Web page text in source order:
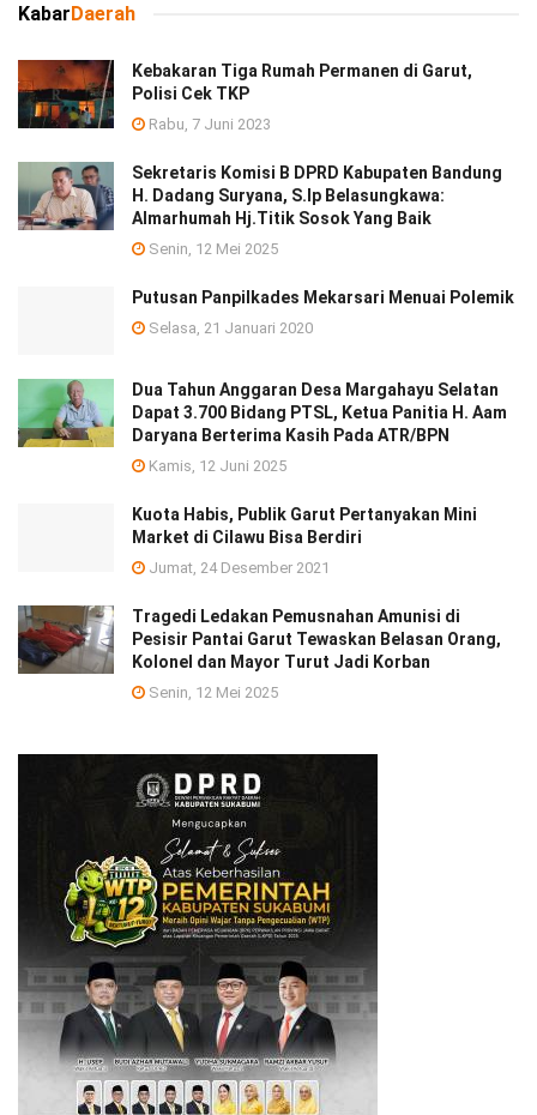
KabarDaerah
Kebakaran Tiga Rumah Permanen di Garut,
Polisi Cek TKP
Rabu, 7 Juni 2023
Sekretaris Komisi B DPRD Kabupaten Bandung
H. Dadang Suryana, S.Ip Belasungkawa:
Almarhumah Hj.Titik Sosok Yang Baik
Senin, 12 Mei 2025
Putusan Panpilkades Mekarsari Menuai Polemik
Selasa, 21 Januari 2020
Dua Tahun Anggaran Desa Margahayu Selatan
Dapat 3.700 Bidang PTSL, Ketua Panitia H. Aam
Daryana Berterima Kasih Pada ATR/BPN
Kamis, 12 Juni 2025
Kuota Habis, Publik Garut Pertanyakan Mini
Market di Cilawu Bisa Berdiri
Jumat, 24 Desember 2021
Tragedi Ledakan Pemusnahan Amunisi di
Pesisir Pantai Garut Tewaskan Belasan Orang,
Kolonel dan Mayor Turut Jadi Korban
Senin, 12 Mei 2025